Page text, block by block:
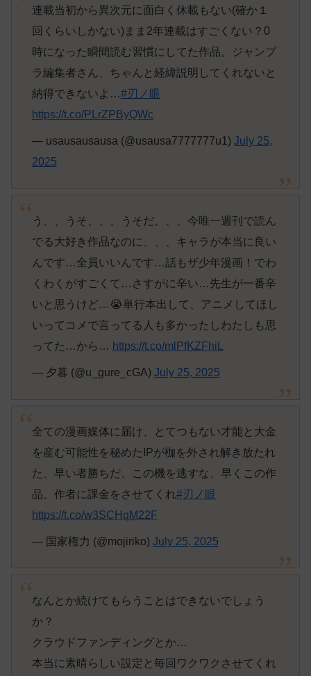
連載当初から異次元に面白く休載もない(確か１
回くらいしかない)まま2年連載はすごくない？0
時になった瞬間読む習慣にしてた作品。ジャンプ
ラ編集者さん、ちゃんと経緯説明してくれないと
納得できないよ…#刃ノ眼
https://t.co/PLrZPByQWc
— usausausausa (@usausa7777777u1) July 25,
2025
う、、うそ、、、うそだ、、、今唯一週刊で読ん
でる大好き作品なのに、、、キャラが本当に良い
んです…全員いいんです…話もザ少年漫画！でわ
くわくがすごくて…さすがに辛い…先生が一番辛
いと思うけど…😭単行本出して、アニメしてほし
いってコメで言ってる人も多かったしわたしも思
ってた…から… https://t.co/mlPfKZFhiL
— 夕暮 (@u_gure_cGA) July 25, 2025
全ての漫画媒体に届け、とてつもない才能と大金
を産む可能性を秘めたIPが枷を外され解き放たれ
た、早い者勝ちだ、この機を逃すな、早くこの作
品、作者に課金をさせてくれ#刃ノ眼
https://t.co/w3SCHqM22F
— 国家権力 (@mojiriko) July 25, 2025
なんとか続けてもらうことはできないでしょう
か？
クラウドファンディングとか…
本当に素晴らしい設定と毎回ワクワクさせてくれ